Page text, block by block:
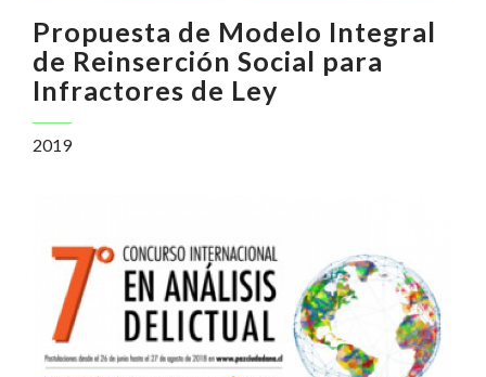
Propuesta de Modelo Integral
de Reinserción Social para
Infractores de Ley
2019